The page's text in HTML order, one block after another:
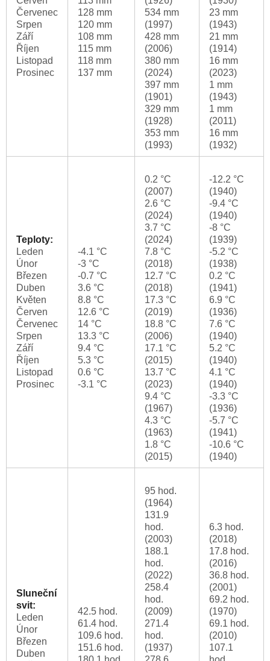
Červenec
Srpen
Září
Říjen
Listopad
Prosinec
128 mm
120 mm
108 mm
115 mm
118 mm
137 mm
534 mm
(1997)
428 mm
(2006)
380 mm
(2024)
397 mm
(1901)
329 mm
(1928)
353 mm
(1993)
23 mm
(1943)
21 mm
(1914)
16 mm
(2023)
1 mm
(1943)
1 mm
(2011)
16 mm
(1932)
Teploty:
Leden
Únor
Březen
Duben
Květen
Červen
Červenec
Srpen
Září
Říjen
Listopad
Prosinec
-4.1 °C
-3 °C
-0.7 °C
3.6 °C
8.8 °C
12.6 °C
14 °C
13.3 °C
9.4 °C
5.3 °C
0.6 °C
-3.1 °C
0.2 °C
(2007)
2.6 °C
(2024)
3.7 °C
(2024)
7.8 °C
(2018)
12.7 °C
(2018)
17.3 °C
(2019)
18.8 °C
(2006)
17.1 °C
(2015)
13.7 °C
(2023)
9.4 °C
(1967)
4.3 °C
(1963)
1.8 °C
(2015)
-12.2 °C
(1940)
-9.4 °C
(1940)
-8 °C
(1939)
-5.2 °C
(1938)
0.2 °C
(1941)
6.9 °C
(1936)
7.6 °C
(1940)
5.2 °C
(1940)
4.1 °C
(1940)
-3.3 °C
(1936)
-5.7 °C
(1941)
-10.6 °C
(1940)
Sluneční
svit:
Leden
Únor
Březen
Duben
42.5 hod.
61.4 hod.
109.6 hod.
151.6 hod.
95 hod.
(1964)
131.9
hod.
(2003)
188.1
hod.
(2022)
258.4
hod.
(2009)
271.4
hod.
(1937)
6.3 hod.
(2018)
17.8 hod.
(2016)
36.8 hod.
(2001)
69.2 hod.
(1970)
69.1 hod.
(2010)
107.1